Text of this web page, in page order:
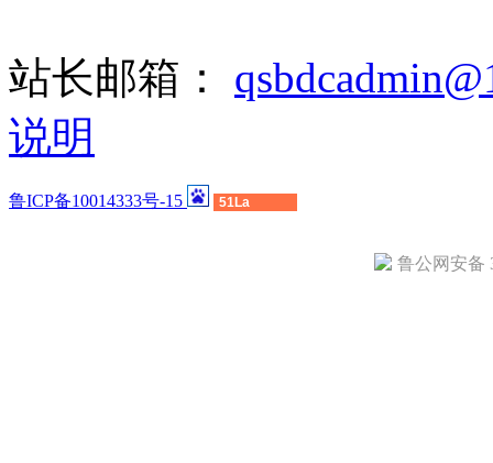
站长邮箱：
说明
鲁ICP备10014333号-15 51La
鲁公网安备